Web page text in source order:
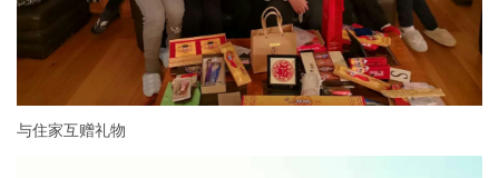
与住家互赠礼物